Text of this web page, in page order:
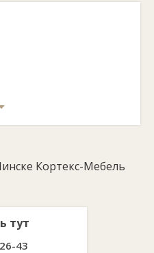
4).
Кортекс-Мебель
тут
43